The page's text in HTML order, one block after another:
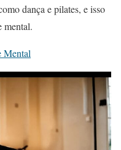
dança e pilates, e isso
mental.
Mental